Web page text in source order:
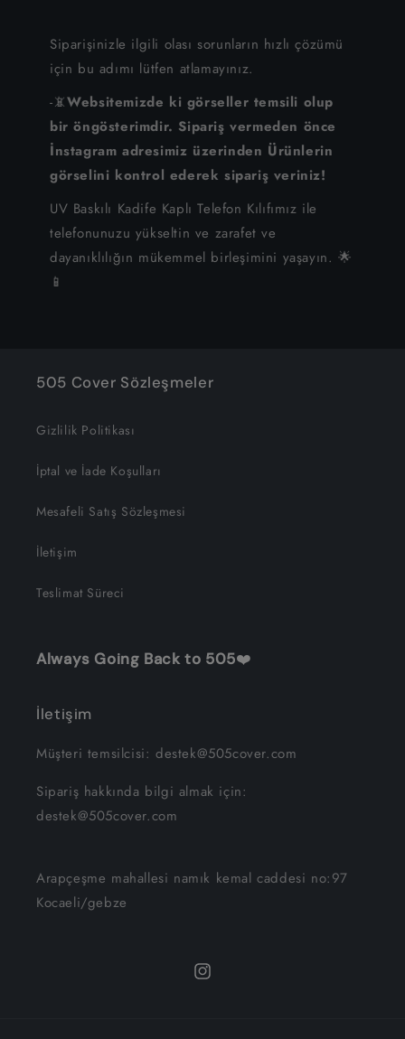
Siparişinizle ilgili olası sorunların hızlı çözümü
için bu adımı lütfen atlamayınız.
-📵Websitemizde ki görseller temsili olup
bir öngösterimdir. Sipariş vermeden önce
İnstagram adresimiz üzerinden Ürünlerin
görselini kontrol ederek sipariş veriniz!
UV Baskılı Kadife Kaplı Telefon Kılıfımız ile
telefonunuzu yükseltin ve zarafet ve
dayanıklılığın mükemmel birleşimini yaşayın. 🌟
📱
505 Cover Sözleşmeler
Gizlilik Politikası
İptal ve İade Koşulları
Mesafeli Satış Sözleşmesi
İletişim
Teslimat Süreci
Always Going Back to 505❤️
İletişim
Müşteri temsilcisi: destek@505cover.com
Sipariş hakkında bilgi almak için:
destek@505cover.com
Arapçeşme mahallesi namık kemal caddesi no:97
Kocaeli/gebze
Instagram